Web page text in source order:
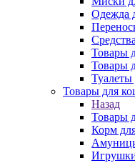
Одежда
Товары
Товары
Туалеты
Товары для
Назад
Товары
Корм